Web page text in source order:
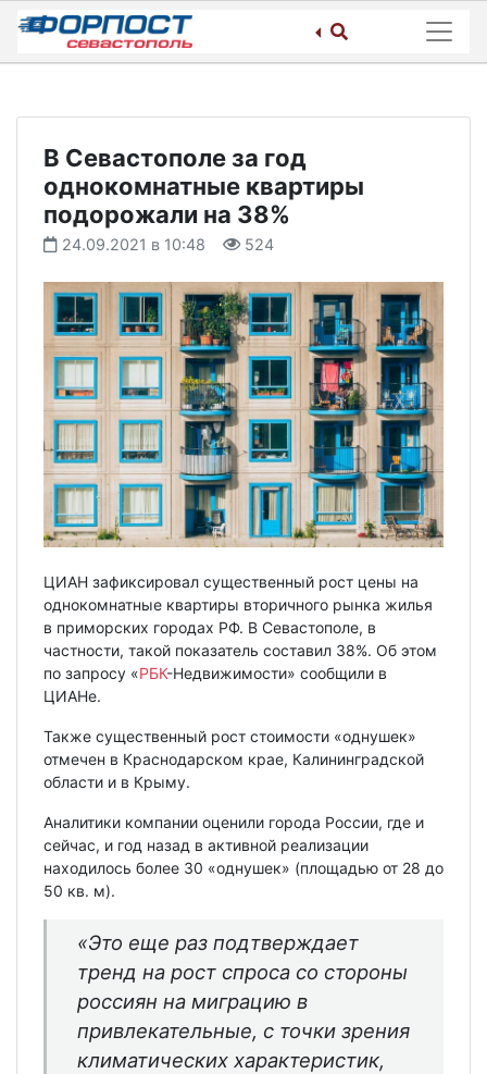
Skip
content
В Севастополе за год
однокомнатные квартиры
подорожали на 38%
24.09.2021 в 10:48 524
ЦИАН зафиксировал существенный рост цены на
однокомнатные квартиры вторичного рынка жилья
в приморских городах РФ. В Севастополе, в
частности, такой показатель составил 38%. Об этом
по запросу «РБК-Недвижимости» сообщили в
ЦИАНе.
Также существенный рост стоимости «однушек»
отмечен в Краснодарском крае, Калининградской
области и в Крыму.
Аналитики компании оценили города России, где и
сейчас, и год назад в активной реализации
находилось более 30 «однушек» (площадью от 28 до
50 кв. м).
«Это еще раз подтверждает
тренд на рост спроса со стороны
россиян на миграцию в
привлекательные, с точки зрения
климатических характеристик,